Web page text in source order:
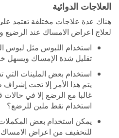
العلاجات الدوائية
هناك عدة علاجات مختلفة تعتمد على
لعلاج اعراض الامساك عند الرضيع
استخدام اللبوس مثل لبوس
تقليل شدة الإمساك ويسهل
استخدام بعض الملينات التي
يتم هذا الأمر إلا تحت
غالبا مع الرضع إلا في
استخدام نقط ملين للرضع؟
يمكن استخدام بعض المكملات
للتخفيف من اعراض الامساك